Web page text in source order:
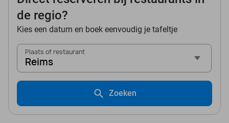
de regio?
Kies een datum en boek eenvoudig je tafeltje
Plaats of restaurant
Reims
Zoeken